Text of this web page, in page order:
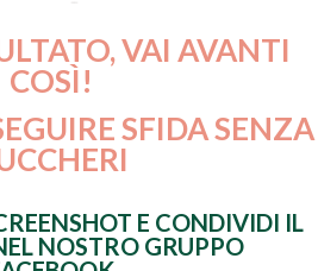
VAI AVANTI
COSÌ!
SFIDA SENZA
E CONDIVIDI IL
NOSTRO GRUPPO